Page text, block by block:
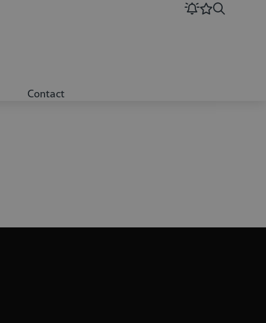
Contact